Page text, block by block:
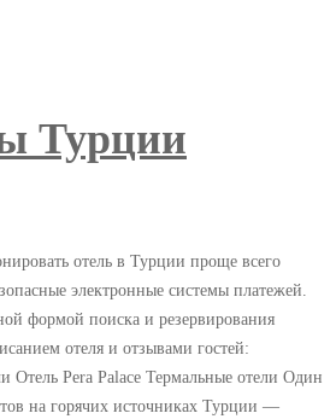
Турции
отель в Турции проще всего
электронные системы платежей.
формой поиска и резервирования
отеля и отзывами гостей:
Отель Pera Palace Термальные отели Один
на горячих источниках Турции —